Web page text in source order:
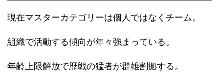
現在マスターカテゴリーは個人ではなくチーム。
組織で活動する傾向が年々強まっている。
年齢上限解放で歴戦の猛者が群雄割拠する。